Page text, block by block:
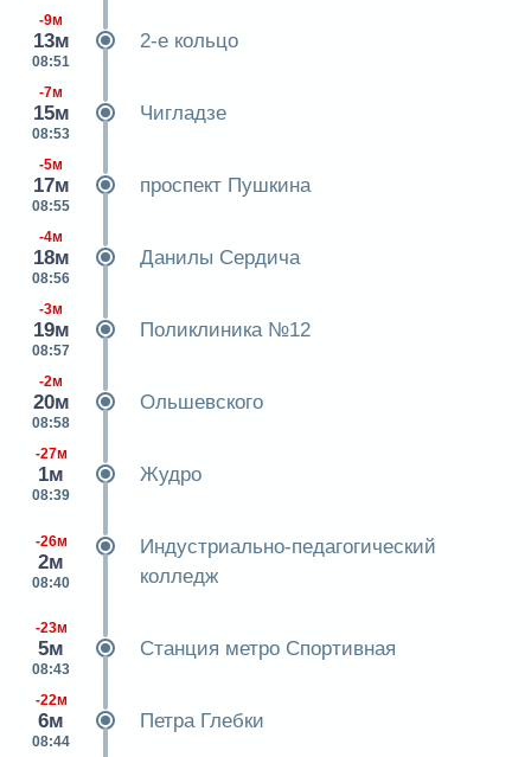
-9м
13м
08:51
2-е кольцо
-7м
15м
08:53
Чигладзе
-5м
17м
08:55
проспект Пушкина
-4м
18м
08:56
Данилы Сердича
-3м
19м
08:57
Поликлиника №12
-2м
20м
08:58
Ольшевского
-27м
1м
08:39
Жудро
-26м
2м
08:40
Индустриально-педагогический
колледж
-23м
5м
08:43
Станция метро Спортивная
-22м
6м
08:44
Петра Глебки